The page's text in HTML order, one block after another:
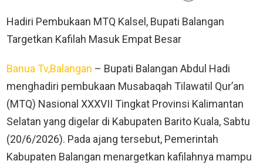
Hadiri Pembukaan MTQ Kalsel, Bupati Balangan
Targetkan Kafilah Masuk Empat Besar
Banua Tv,Balangan – Bupati Balangan Abdul Hadi
menghadiri pembukaan Musabaqah Tilawatil Qur’an
(MTQ) Nasional XXXVII Tingkat Provinsi Kalimantan
Selatan yang digelar di Kabupaten Barito Kuala, Sabtu
(20/6/2026). Pada ajang tersebut, Pemerintah
Kabupaten Balangan menargetkan kafilahnya mampu